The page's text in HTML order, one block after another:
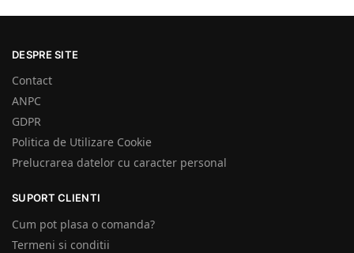
DESPRE SITE
Contact
ANPC
GDPR
Politica de Utilizare Cookie
Prelucrarea datelor cu caracter personal
SUPORT CLIENTI
Cum pot plasa o comanda?
Termeni si conditii